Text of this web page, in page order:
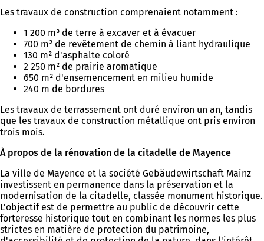
Les travaux de construction comprenaient notamment :
1 200 m³ de terre à excaver et à évacuer
700 m² de revêtement de chemin à liant hydraulique
130 m² d'asphalte coloré
2 250 m² de prairie aromatique
650 m² d'ensemencement en milieu humide
240 m de bordures
Les travaux de terrassement ont duré environ un an, tandis
que les travaux de construction métallique ont pris environ
trois mois.
À propos de la rénovation de la citadelle de Mayence
La ville de Mayence et la société Gebäudewirtschaft Mainz
investissent en permanence dans la préservation et la
modernisation de la citadelle, classée monument historique.
L'objectif est de permettre au public de découvrir cette
forteresse historique tout en combinant les normes les plus
strictes en matière de protection du patrimoine,